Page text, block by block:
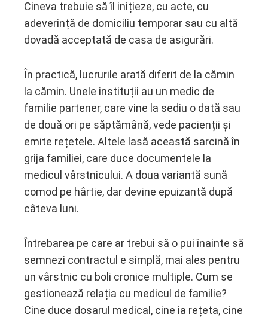
Cineva trebuie să îl inițieze, cu acte, cu
adeverință de domiciliu temporar sau cu altă
dovadă acceptată de casa de asigurări.
În practică, lucrurile arată diferit de la cămin
la cămin. Unele instituții au un medic de
familie partener, care vine la sediu o dată sau
de două ori pe săptămână, vede pacienții și
emite rețetele. Altele lasă această sarcină în
grija familiei, care duce documentele la
medicul vârstnicului. A doua variantă sună
comod pe hârtie, dar devine epuizantă după
câteva luni.
Întrebarea pe care ar trebui să o pui înainte să
semnezi contractul e simplă, mai ales pentru
un vârstnic cu boli cronice multiple. Cum se
gestionează relația cu medicul de familie?
Cine duce dosarul medical, cine ia rețeta, cine